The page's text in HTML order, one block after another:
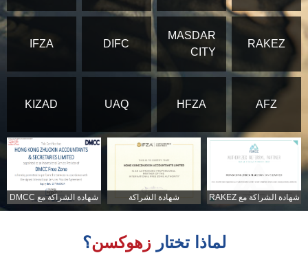
IFZA DIFC
MASDAR
CITY
RAKEZ
KIZAD UAQ HFZA AFZ
شهادة الشراكة مع DMCC شهادة الشراكة شهادة الشراكة مع RAKEZ
لماذا تختارزهوكسن؟